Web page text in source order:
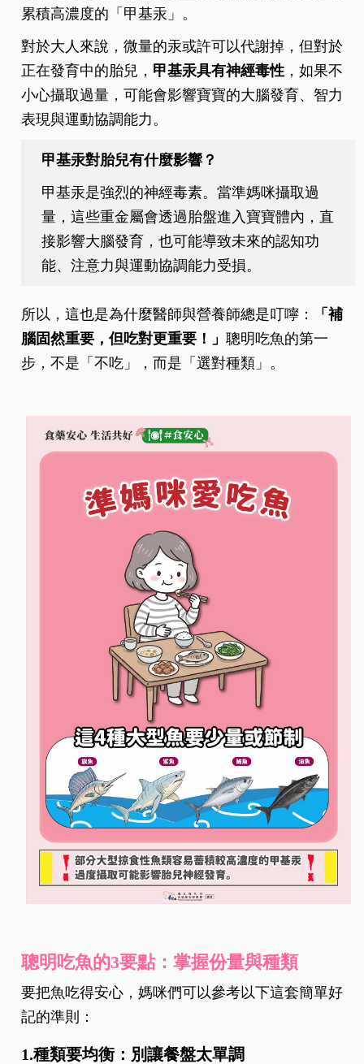
累積高濃度的「甲基汞」。
對於大人來說，微量的汞或許可以代謝掉，但對於
正在發育中的胎兒， 甲基汞具有神經毒性 ，如果不
小心攝取過量，可能會影響寶寶的大腦發育、智力
表現與運動協調能力。
甲基汞對胎兒有什麼影響？
甲基汞是強烈的神經毒素。當準媽咪攝取過
量，這些重金屬會透過胎盤進入寶寶體內，直
接影響大腦發育，也可能導致未來的認知功
能、注意力與運動協調能力受損。
所以，這也是為什麼醫師與營養師總是叮嚀：
「補
腦固然重要，但吃對更重要！」聰明吃魚的第一
步，不是「不吃」，而是「選對種類」。
聰明吃魚的3要點：掌握份量與種類
要把魚吃得安心，媽咪們可以參考以下這套簡單好
記的準則：
1.種類要均衡：別讓餐盤太單調